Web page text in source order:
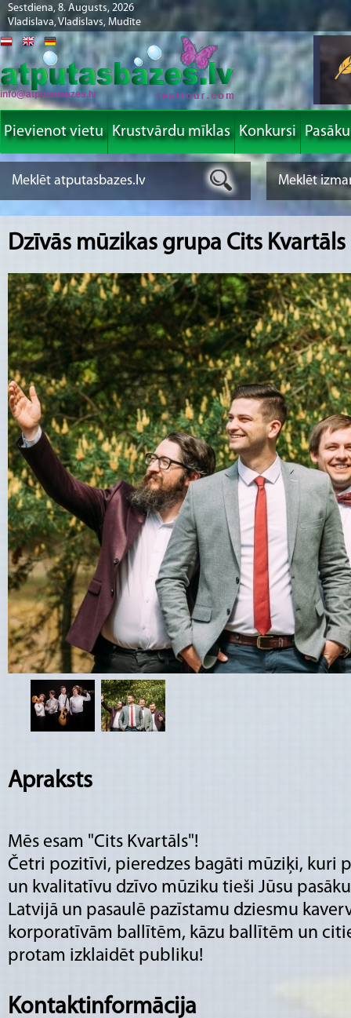
Sestdiena, 8. Augusts, 2026
Vladislava, Vladislavs, Mudīte
info@atputasbazes.lv
Pievienot vietu Krustvārdu mīklas Konkursi
Dzīvās mūzikas grupa Cits Kvartāls
Apraksts
Mēs esam "Cits Kvartāls"!
Četri pozitīvi, pieredzes bagāti mūziķi, kuri
un kvalitatīvu dzīvo mūziku tieši Jūsu
Latvijā un pasaulē pazīstamu dziesmu
korporatīvām ballītēm, kāzu ballītēm un
protam izklaidēt publiku!
Muzikālais sastāvs:
Kontaktinformācija